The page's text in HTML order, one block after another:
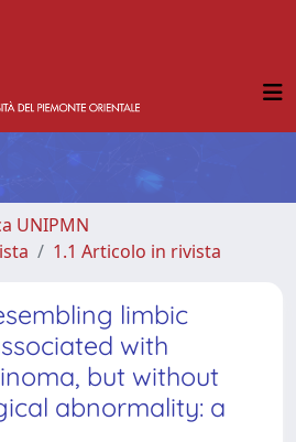
UNIPMN
1.1 Articolo in rivista
limbic
with
but without
abnormality: a